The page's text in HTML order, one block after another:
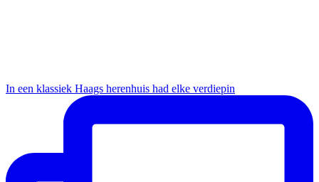
In een klassiek Haags herenhuis had elke verdiepin